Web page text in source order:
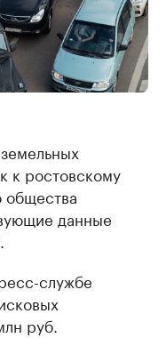
к ростовскому
общества
данные
службе
руб.